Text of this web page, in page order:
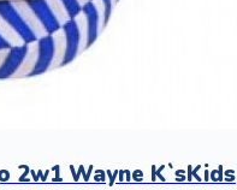
2w1 Wayne K`sKids